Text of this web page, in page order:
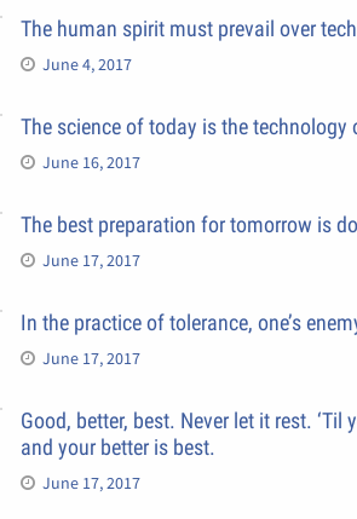
The human spirit must prevail over
June 4, 2017
The science of today is the technology
June 16, 2017
The best preparation for tomorrow is
June 17, 2017
In the practice of tolerance, one’s
June 17, 2017
Good, better, best. Never let it rest. ‘Til
and your better is best.
June 17, 2017